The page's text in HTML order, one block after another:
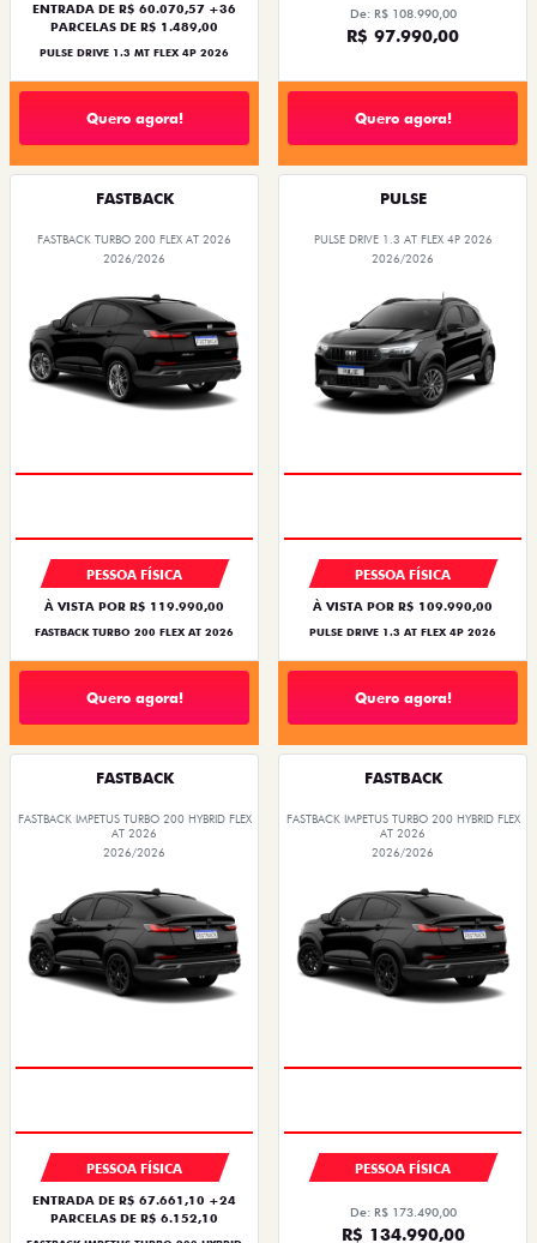
ENTRADA DE R$ 60.070,57 +36
PARCELAS DE R$ 1.489,00
PULSE DRIVE 1.3 MT FLEX 4P 2026
Quero agora!
De: R$ 108.990,00
R$ 97.990,00
Quero agora!
FASTBACK
FASTBACK TURBO 200 FLEX AT 2026
2026/2026
PESSOA FÍSICA
À VISTA POR R$ 119.990,00
FASTBACK TURBO 200 FLEX AT 2026
Quero agora!
PULSE
PULSE DRIVE 1.3 AT FLEX 4P 2026
2026/2026
PESSOA FÍSICA
À VISTA POR R$ 109.990,00
PULSE DRIVE 1.3 AT FLEX 4P 2026
Quero agora!
FASTBACK
FASTBACK IMPETUS TURBO 200 HYBRID FLEX
AT 2026
2026/2026
PESSOA FÍSICA
ENTRADA DE R$ 67.661,10 +24
PARCELAS DE R$ 6.152,10
FASTBACK
FASTBACK IMPETUS TURBO 200 HYBRID FLEX
AT 2026
2026/2026
PESSOA FÍSICA
De: R$ 173.490,00
R$ 134.990,00